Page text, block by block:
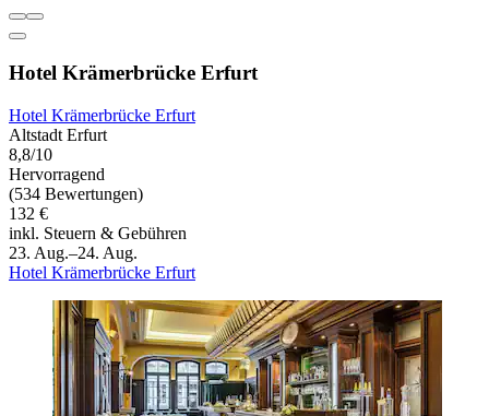
Hotel Krämerbrücke Erfurt
Hotel Krämerbrücke Erfurt
Altstadt Erfurt
8,8/10
Hervorragend
(534 Bewertungen)
132 €
inkl. Steuern & Gebühren
23. Aug.–24. Aug.
Hotel Krämerbrücke Erfurt